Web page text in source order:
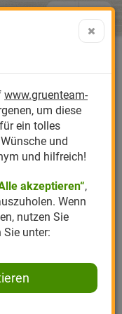
Anzucht
Dünger
Erde
Kompost
Pflanzenstärkung
Nützlinge gegen
Nützlingsarten
Nützlingsförderung
Nützlingszubehör
Biplantol
Felco
Gloria
Greenfield
Romberg
Gemüsegarten
Rasen
Rosen
Ziergarten
Kräutergarten
Aktuelle Themen
Schädlinge aktuell
Sparsets / Set-
Angebote
Fertig
Search
www.gruenteam-
um diese
ein tolles
und
und hilfreich!
akzeptieren“,
Wenn
nutzen Sie
unter: